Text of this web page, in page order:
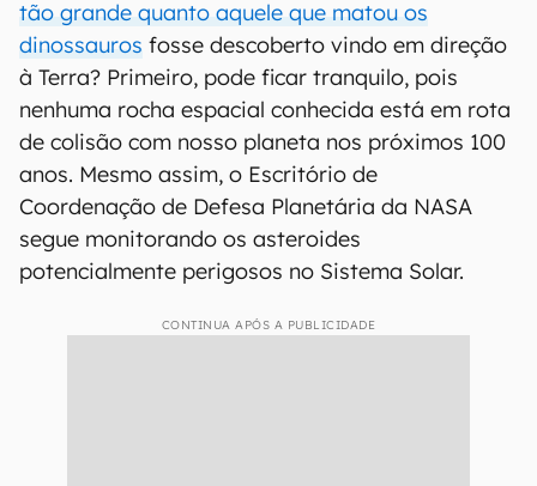
tão grande quanto aquele que matou os
dinossauros fosse descoberto vindo em direção
à Terra? Primeiro, pode ficar tranquilo, pois
nenhuma rocha espacial conhecida está em rota
de colisão com nosso planeta nos próximos 100
anos. Mesmo assim, o Escritório de
Coordenação de Defesa Planetária da NASA
segue monitorando os asteroides
potencialmente perigosos no Sistema Solar.
CONTINUA APÓS A PUBLICIDADE